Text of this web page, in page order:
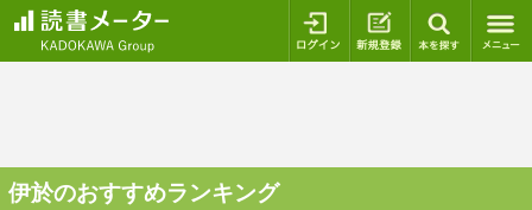
ログイン 新規登録
伊於のおすすめランキング